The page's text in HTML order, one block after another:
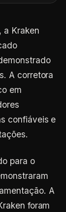
a Kraken
A corretora
em
confiáveis e
para o
A
foram